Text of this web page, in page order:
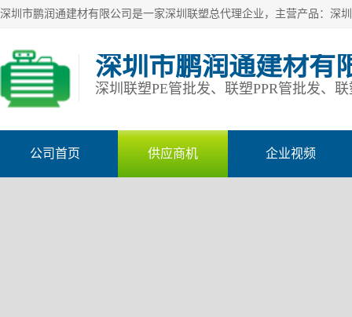
深圳市鹏润通建材有
公司首页 供应商机 企业视频